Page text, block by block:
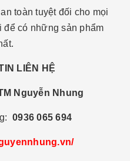
toàn tuyệt đối cho mọi
có những sản phẩm
LIÊN HỆ
Nguyễn Nhung
0936 065 694